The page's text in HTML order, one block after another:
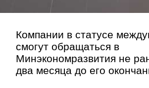
Компании в статусе
смогут обращаться в
Минэкономразвития не
два месяца до его
Контакт»